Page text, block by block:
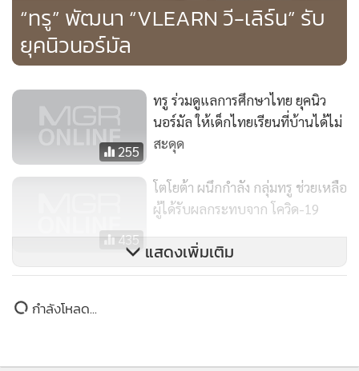
นอกจากนี้ ยังมีแหล่งคอนเทนต์คุณภาพเพื่อการเรียนรู้ ทั้งคลัง
บทเรียนและคลังข้อสอบ ครอบคลุมทุกกลุ่มสาระ ตลอดจนระบบ
จัดการข้อมูลนักเรียนเป็นรายบุคคล และที่สำคัญ ผู้ใช้งานยัง
รั่วไหล และด้วยเซิร์ฟเวอร์ขนาดใหญ่ของทรู ทำให้การเก็บข้อมูล
ต่างๆ ไม่จำกัด เช่น ไฟล์งาน และการสนทนา สามารถย้อนกลับ
ไปดูได้แบบไม่มีวันหมดอายุ ถือเป็นเครื่องมือสำคัญที่จะช่วย
ให้การ Learn from Home มีประสิทธิภาพที่แท้ทรู
“ทรู” พัฒนา “VLEARN วี-เลิร์น” รับ
ยุคนิวนอร์มัล
255
ทรู ร่วมดูแลการศึกษาไทย ยุคนิว
นอร์มัล ให้เด็กไทยเรียนที่บ้านได้ไม่
สะดุด
435
โตโยต้า ผนึกกำลัง กลุ่มทรู ช่วยเหลือ
ผู้ได้รับผลกระทบจาก โควิด-19
แสดงเพิ่มเติม
กำลังโหลด...